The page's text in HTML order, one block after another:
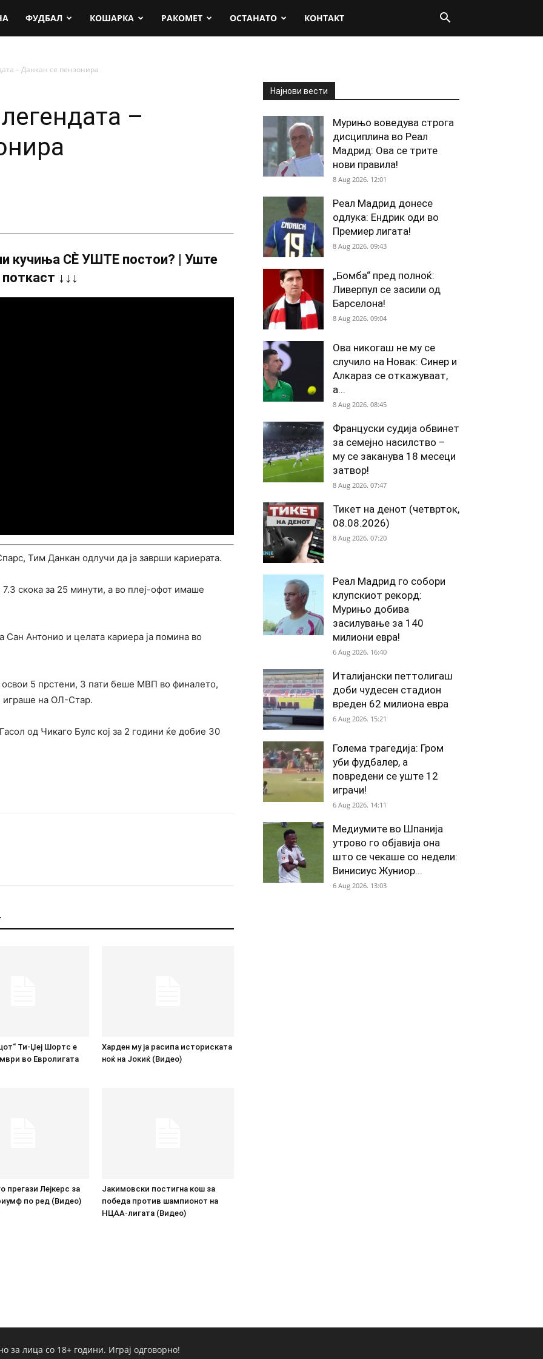
ФУДБАЛ КОШАРКА РАКОМЕТ ОСТАНАТО КОНТАКТ
– Данкан се пензонира
–
кучиња СÈ УШТЕ постои? | Уште
↓↓↓
Тим Данкан одлучи да ја заврши кариерата.
скока за 25 минути, а во плеј-офот имаше
Антонио и целата кариера ја помина во
освои 5 прстени, 3 пати беше МВП во финалето,
играше на ОЛ-Стар.
од Чикаго Булс кој за 2 години ќе добие 30
Ти-Џеј Шортс е
во Евролигата
Харден му ја расипа историската
ноќ на Јокиќ (Видео)
прегази Лејкерс за
по ред (Видео)
Јакимовски постигна кош за
победа против шампионот на
НЦАА-лигата (Видео)
Најнови вести
Мурињо воведува строга
дисциплина во Реал
Мадрид: Ова се трите
нови правила!
8 Aug 2026. 12:01
Реал Мадрид донесе
одлука: Ендрик оди во
Премиер лигата!
8 Aug 2026. 09:43
„Бомба“ пред полноќ:
Ливерпул се засили од
Барселона!
8 Aug 2026. 09:04
Ова никогаш не му се
случило на Новак: Синер и
Алкараз се откажуваат,
а...
8 Aug 2026. 08:45
Француски судија обвинет
за семејно насилство –
му се заканува 18 месеци
затвор!
8 Aug 2026. 07:47
Тикет на денот (четврток,
08.08.2026)
8 Aug 2026. 07:20
Реал Мадрид го собори
клупскиот рекорд:
Мурињо добива
засилување за 140
милиони евра!
6 Aug 2026. 16:40
Италијански петтолигаш
доби чудесен стадион
вреден 62 милиона евра
6 Aug 2026. 15:21
Голема трагедија: Гром
уби фудбалер, а
повредени се уште 12
играчи!
6 Aug 2026. 14:11
Медиумите во Шпанија
утрово го објавија она
што се чекаше со недели:
Винисиус Жуниор...
6 Aug 2026. 13:03
за лица со 18+ години. Играј одговорно!